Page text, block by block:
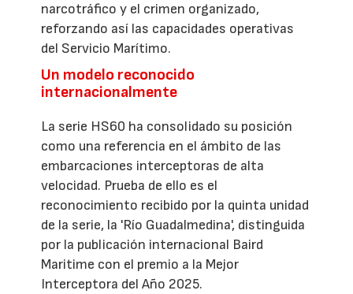
narcotráfico y el crimen organizado,
reforzando así las capacidades operativas
del Servicio Marítimo.
Un modelo reconocido
internacionalmente
La serie HS60 ha consolidado su posición
como una referencia en el ámbito de las
embarcaciones interceptoras de alta
velocidad. Prueba de ello es el
reconocimiento recibido por la quinta unidad
de la serie, la 'Río Guadalmedina', distinguida
por la publicación internacional Baird
Maritime con el premio a la Mejor
Interceptora del Año 2025.